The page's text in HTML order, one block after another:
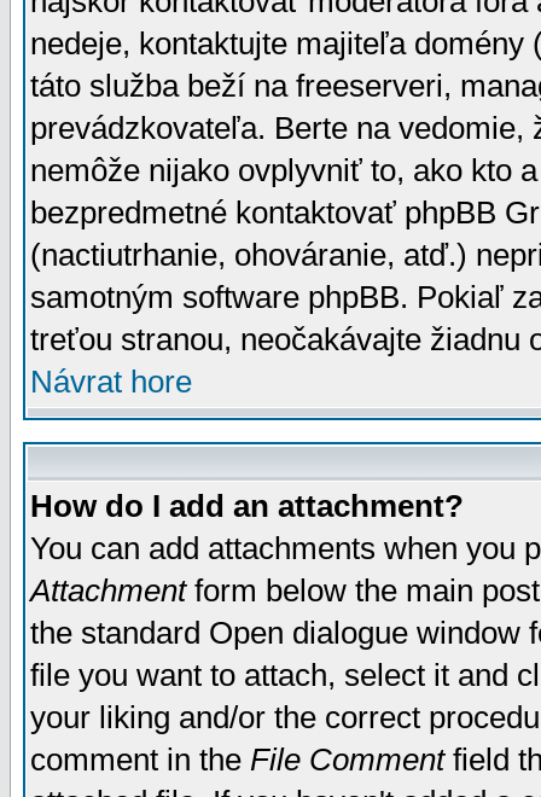
nedeje, kontaktujte majiteľa
táto služba beží na freeserveri,
prevádzkovateľa. Berte na vedomie,
nemôže nijako ovplyvniť to, ako kto
bezpredmetné kontaktovať phpBB
(nactiutrhanie, ohováranie, atď.)
samotným software phpBB. Pokiaľ
treťou stranou, neočakávajte žiadnu
Návrat hore
How do I add an attachment?
You can add attachments when you
Attachmentform below the main
the standard Open dialogue window
file you want to attach, select it and
your liking and/or the correct
comment in the File Commentfield